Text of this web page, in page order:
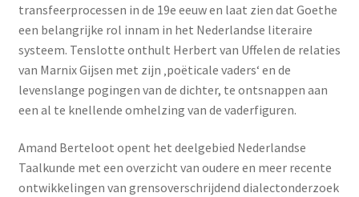
transfeerprocessen in de 19e eeuw en laat zien dat Goethe
een belangrijke rol innam in het Nederlandse literaire
systeem. Tenslotte onthult Herbert van Uffelen de relaties
van Marnix Gijsen met zijn ‚poëticale vaders‘ en de
levenslange pogingen van de dichter, te ontsnappen aan
een al te knellende omhelzing van de vaderfiguren.
Amand Berteloot opent het deelgebied Nederlandse
Taalkunde met een overzicht van oudere en meer recente
ontwikkelingen van grensoverschrijdend dialectonderzoek